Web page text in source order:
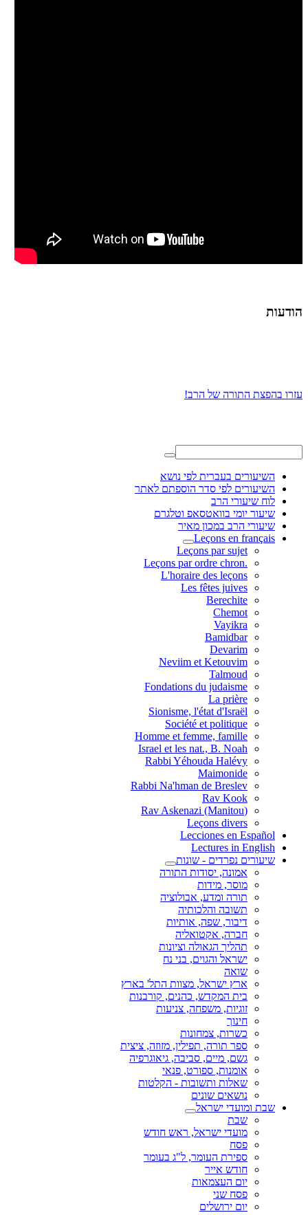
הודעות
עזרו בהפצת התורה של הרב!
השיעורים בעברית לפי נושא
השיעורים לפי סדר הוספתם לאתר
לוח שיעורי הרב
שיעור יומי בוואטסאפ וטלגרם
שיעורי הרב במכון מאיר
Leçons en français
Leçons par sujet
.Leçons par ordre chron
L'horaire des leçons
Les fêtes juives
Berechite
Chemot
Vayikra
Bamidbar
Devarim
Neviim et Ketouvim
Talmoud
Fondations du judaisme
La prière
Sionisme, l'état d'Israël
Société et politique
Homme et femme, famille
Israel et les nat., B. Noah
Rabbi Yéhouda Halévy
Maimonide
Rabbi Na'hman de Breslev
Rav Kook
(Rav Askenazi (Manitou
Leçons divers
Lecciones en Español
Lectures in English
שיעורים נפרדים - שונות
אמונה, יסודות התורה
מוסר, מידות
תורה ומדע, אבולוציה
תשובה והלכותיה
דיבור, שפה, אותיות
חברה, אקטואליה
תהליך הגאולה וציונות
ישראל והגוים, בני נח
שואה
ארץ ישראל, מצוות התל' בארץ
בית המקדש, כהנים, קורבנות
זוגיות, משפחה, צניעות
חינוך
כשרות, צמחונות
ספר תורה, תפילין, מזוזה, ציצית
גשם, מיים, סביבה, גיאוגרפיה
אומנות, ספורט, פנאי
שאלות ותשובות - הקלטות
נושאים שונים
שבת ומועדי ישראל
שבת
מועדי ישראל, ראש חודש
פסח
ספירת העומר, ל"ג בעומר
חודש אייר
יום העצמאות
פסח שני
יום ירושלים